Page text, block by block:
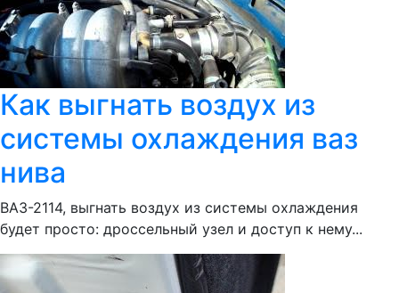
Как выгнать воздух из
системы охлаждения ваз
нива
ВАЗ-2114, выгнать воздух из системы охлаждения
будет просто: дроссельный узел и доступ к нему...